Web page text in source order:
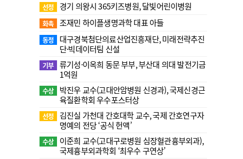
선정 경기 의왕시 365키즈병원, 달빛어린이병원
화촉 조재민 하이플생명과학 대표 아들
동정
대구경북첨단의료산업진흥재단, 미래전략추진
단·빅데이터팀 신설
기부 류기성·이옥희 동문 부부, 부산대 의대 발전기금
1억원
수상
박진우 교수(고대안암병원 신경과), 국제신경근
육질환학회 우수포스터상
선정
김진실 가천대 간호대학 교수, 국제 간호연구자
명예의 전당 ‘공식 헌액’
수상
이준희 교수(고대구로병원 심장혈관흉부외과),
국제흉부외과학회 ‘최우수 구연상’